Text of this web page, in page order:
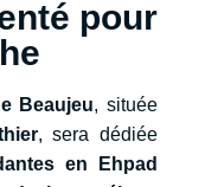
pour
Beaujeu, située
, sera dédiée
en Ehpad